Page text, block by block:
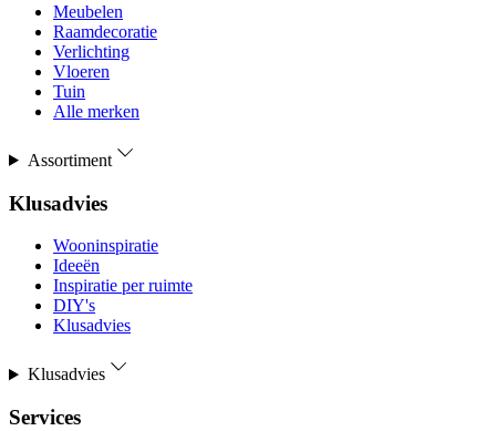
Meubelen
Raamdecoratie
Verlichting
Vloeren
Tuin
Alle merken
Assortiment
Klusadvies
Wooninspiratie
Ideeën
Inspiratie per ruimte
DIY's
Klusadvies
Klusadvies
Services